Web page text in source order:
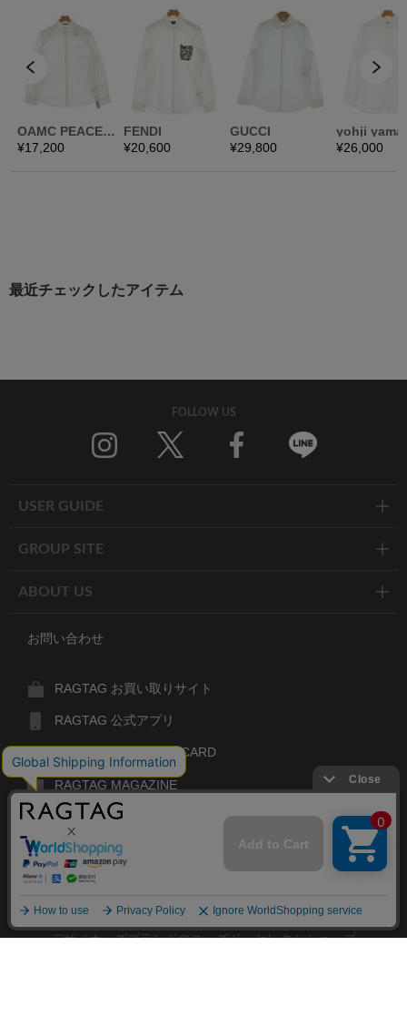
最近チェックしたアイテム
FOLLOW US
USER GUIDE
GROUP SITE
ABOUT US
お問い合わせ
RAGTAG お買い取りサイト
RAGTAG 公式アプリ
RAGTAG MEMBER'S CARD
RAGTAG MAGAZINE
RAGTAG Global
RAGTAG
デザイナーズブランドのユーズド・セレクトショップ